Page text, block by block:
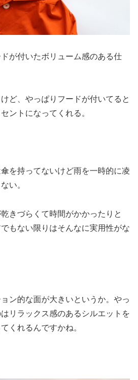
が付いたボリューム感のある仕
ど、やっぱりフードが付いてると
ントになってくれる。
を持ってないけど雨を一時的に凌
い。
きづらくて時間がかかったりと
もない限りはそんなに実用性がな
ン的な面が大きいというか。やっ
リラックス感のあるシルエットを
くれるんですかね。